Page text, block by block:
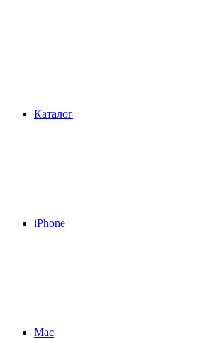
Каталог
iPhone
Mac